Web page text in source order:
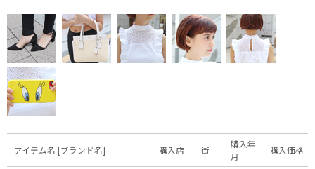
アイテム名 [ブランド名] 購入店 街
購入年
月
購入価格